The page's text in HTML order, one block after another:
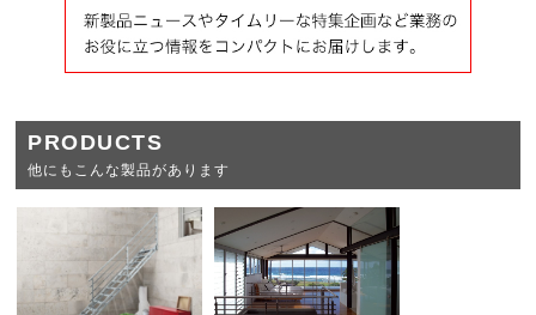
PRODUCTS
他にもこんな製品があります